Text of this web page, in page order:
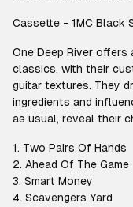
Cassette - 1MC Black
One Deep River
classics, with their
guitar textures. They
ingredients and
as usual, reveal their
1. Two Pairs Of Hands
2. Ahead Of The Game
3. Smart Money
4. Scavengers Yard